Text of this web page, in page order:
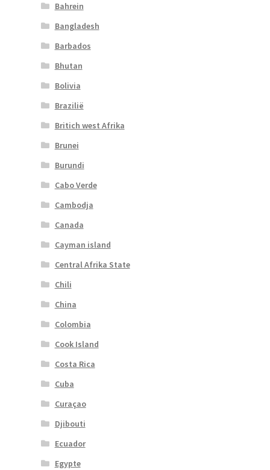
Bahrein
Bangladesh
Barbados
Bhutan
Bolivia
Brazilië
Britich west Afrika
Brunei
Burundi
Cabo Verde
Cambodja
Canada
Cayman island
Central Afrika State
Chili
China
Colombia
Cook Island
Costa Rica
Cuba
Curaçao
Djibouti
Ecuador
Egypte